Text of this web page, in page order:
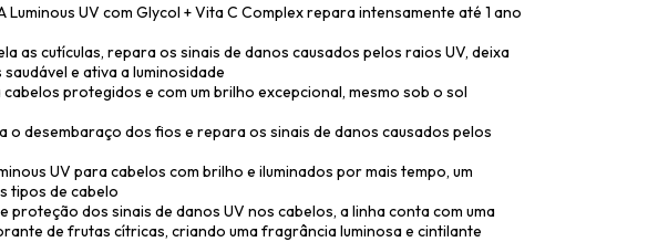
Luminous UV com Glycol + Vita C Complex repara intensamente até 1 ano
as cutículas, repara os sinais de danos causados pelos raios UV, deixa
e ativa a luminosidade
protegidos e com um brilho excepcional, mesmo sob o sol
o desembaraço dos fios e repara os sinais de danos causados pelos
UV para cabelos com brilho e iluminados por mais tempo, um
tipos de cabelo
proteção dos sinais de danos UV nos cabelos, a linha conta com uma
de frutas cítricas, criando uma fragrância luminosa e cintilante